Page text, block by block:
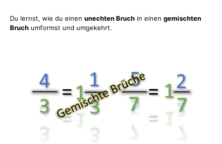
Du lernst, wie du einen unechten Bruch in einen gemischten
Bruch umformst und umgekehrt.